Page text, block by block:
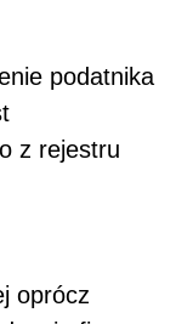
podatnika
z rejestru
oprócz